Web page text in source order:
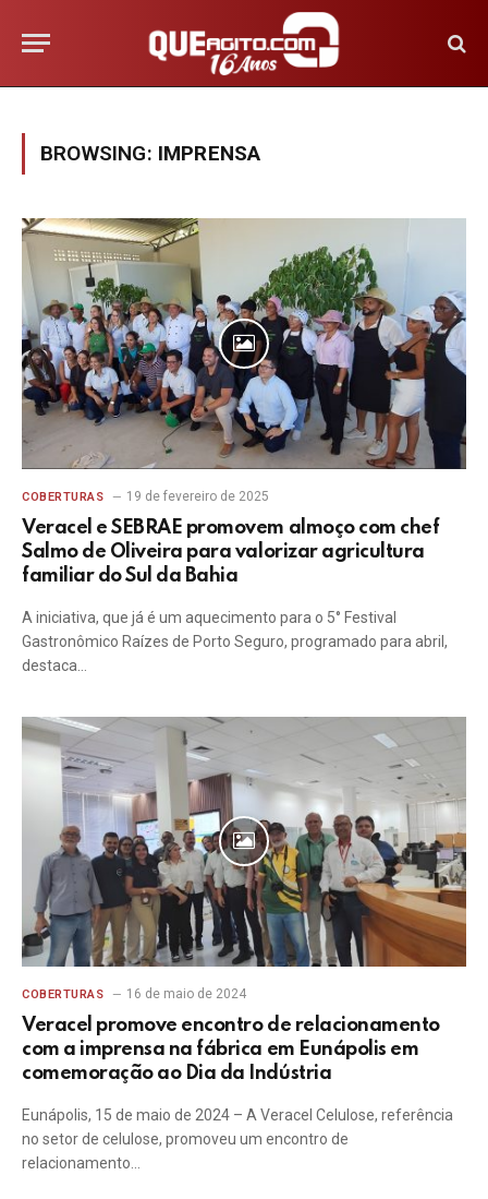
BROWSING: IMPRENSA
COBERTURAS 19 de fevereiro de 2025
Veracel e SEBRAE promovem almoço com chef
Salmo de Oliveira para valorizar agricultura
familiar do Sul da Bahia
A iniciativa, que já é um aquecimento para o 5° Festival
Gastronômico Raízes de Porto Seguro, programado para abril,
destaca…
COBERTURAS 16 de maio de 2024
Veracel promove encontro de relacionamento
com a imprensa na fábrica em Eunápolis em
comemoração ao Dia da Indústria
Eunápolis, 15 de maio de 2024 – A Veracel Celulose, referência
no setor de celulose, promoveu um encontro de
relacionamento…